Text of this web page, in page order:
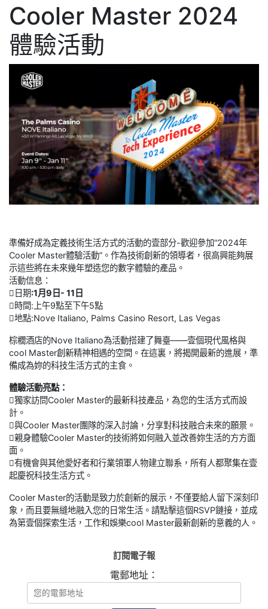
Cooler Master 2024
體驗活動
準備好成為定義技術生活方式的活動的壹部分-歡迎參加“2024年
Cooler Master體驗活動”。作為技術創新的領導者，很高興能夠展
示這些將在未來幾年塑造您的數字體驗的產品。
活動信息：
日期:1月9日- 11日
時間:上午9點至下午5點
地點:Nove Italiano, Palms Casino Resort, Las Vegas
棕櫚酒店的Nove Italiano為活動搭建了舞臺——壹個現代風格與
cool Master創新精神相遇的空間。在這裏，將揭開最新的進展，準
備成為妳的科技生活方式的主食。
體驗活動亮點：
獨家訪問Cooler Master的最新科技產品，為您的生活方式而設
計。
與Cooler Master團隊的深入討論，分享對科技融合未來的願景。
親身體驗Cooler Master的技術將如何融入並改善妳生活的方方面
面。
有機會與其他愛好者和行業領軍人物建立聯系，所有人都聚集在壹
起慶祝科技生活方式。
Cooler Master的活動是致力於創新的展示，不僅要給人留下深刻印
象，而且要無縫地融入您的日常生活。請點擊這個RSVP鏈接，並成
為第壹個探索生活，工作和娛樂cool Master最新創新的意義的人。
訂閱電子報
電郵地址：